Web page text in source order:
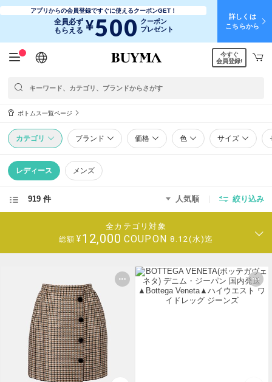
アプリからの会員登録ですぐに使えるクーポンGET！
全員必ず
もらえる ¥500 クーポン
プレゼント
詳しくは
こちらから
日本語
English
简体中文
繁體中文
今すぐ
会員登録!
ボトムス一覧ページ
カテゴリ ブランド 価格 色 サイズ
レディース メンズ
919 件 人気順 絞り込み
全カテゴリ対象
総額 ¥12,000 COUPON 8.12(水)迄